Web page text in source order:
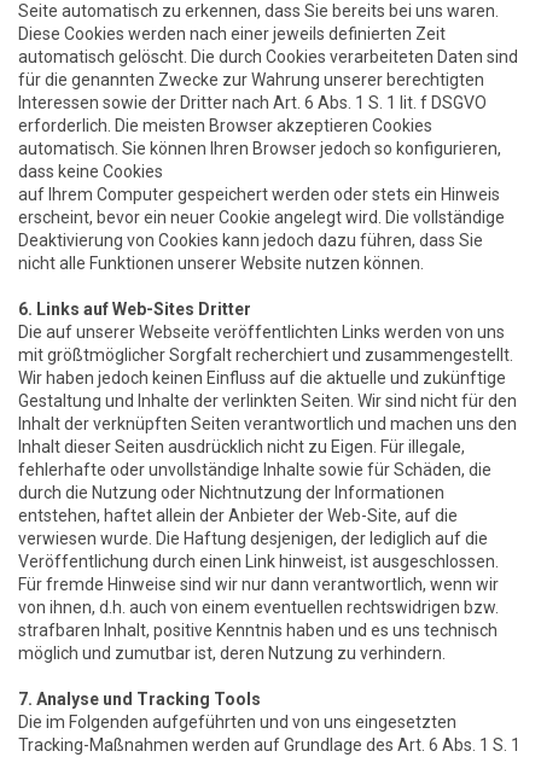
Seite automatisch zu erkennen, dass Sie bereits bei uns waren.
Diese Cookies werden nach einer jeweils definierten Zeit
automatisch gelöscht. Die durch Cookies verarbeiteten Daten sind
für die genannten Zwecke zur Wahrung unserer berechtigten
Interessen sowie der Dritter nach Art. 6 Abs. 1 S. 1 lit. f DSGVO
erforderlich. Die meisten Browser akzeptieren Cookies
automatisch. Sie können Ihren Browser jedoch so konfigurieren,
dass keine Cookies
auf Ihrem Computer gespeichert werden oder stets ein Hinweis
erscheint, bevor ein neuer Cookie angelegt wird. Die vollständige
Deaktivierung von Cookies kann jedoch dazu führen, dass Sie
nicht alle Funktionen unserer Website nutzen können.
6. Links auf Web-Sites Dritter
Die auf unserer Webseite veröffentlichten Links werden von uns
mit größtmöglicher Sorgfalt recherchiert und zusammengestellt.
Wir haben jedoch keinen Einfluss auf die aktuelle und zukünftige
Gestaltung und Inhalte der verlinkten Seiten. Wir sind nicht für den
Inhalt der verknüpften Seiten verantwortlich und machen uns den
Inhalt dieser Seiten ausdrücklich nicht zu Eigen. Für illegale,
fehlerhafte oder unvollständige Inhalte sowie für Schäden, die
durch die Nutzung oder Nichtnutzung der Informationen
entstehen, haftet allein der Anbieter der Web-Site, auf die
verwiesen wurde. Die Haftung desjenigen, der lediglich auf die
Veröffentlichung durch einen Link hinweist, ist ausgeschlossen.
Für fremde Hinweise sind wir nur dann verantwortlich, wenn wir
von ihnen, d.h. auch von einem eventuellen rechtswidrigen bzw.
strafbaren Inhalt, positive Kenntnis haben und es uns technisch
möglich und zumutbar ist, deren Nutzung zu verhindern.
7. Analyse und Tracking Tools
Die im Folgenden aufgeführten und von uns eingesetzten
Tracking-Maßnahmen werden auf Grundlage des Art. 6 Abs. 1 S. 1